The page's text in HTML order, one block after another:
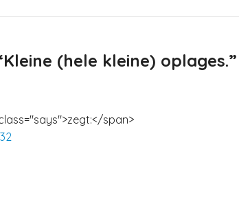
(hele kleine) oplages.”
span>